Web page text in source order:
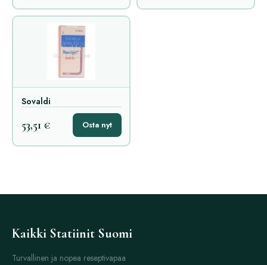
Sovaldi
53,51 € Osta nyt
Kaikki Statiinit Suomi
Turvallinen ja nopea reseptivapaa